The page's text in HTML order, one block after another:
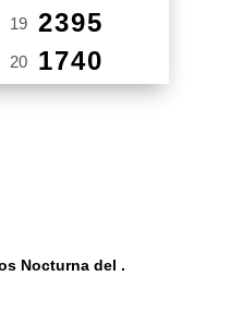
19 2395
20 1740
Nocturna del .